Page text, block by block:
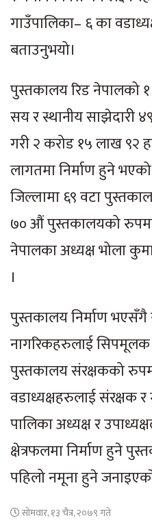
गाउँपालिका– ६ का
बताउनुभयो।
पुस्तकालय रिड नेपालको
सय र स्थानीय साझेदारी
गरी २ करोड १५ लाख ९२
लागतमा निर्माण हुने
जिल्लामा ६९ वटा
७० औं पुस्तकालयको रुपमा
नेपालका अध्यक्ष भोला
।
पुस्तकालय निर्माण भएसँगै
नागरिकहरुलाई
पुस्तकालय संरक्षकको
वडाध्यक्षहरुलाई संरक्षक
पालिका अध्यक्ष र
क्षेत्रफलमा निर्माण हुने
पहिलो नमूना हुने
सोमवार, १३ चैत्र, २०७९ गते